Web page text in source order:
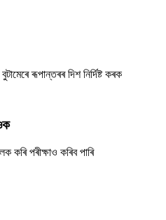
ৰূপান্তৰৰ দিশ নিৰ্দিষ্ট কৰক
কৰি পৰীক্ষাও কৰিব পাৰি